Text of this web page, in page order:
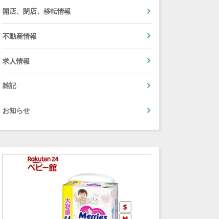
開店、閉店、移転情報
不動産情報
求人情報
雑記
お知らせ